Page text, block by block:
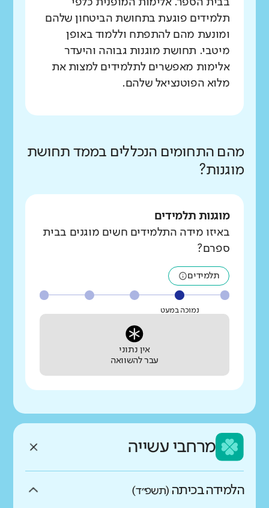
תלמידים פוגעת בתחושת הביטחון שלהם
ומונעת מהם להתפתח וללמוד באופן
מיטבי. תחושת מוגנות גבוהה והיעדר
אלימות מאפשרים לתלמידים למצות את
מלוא הפוטנציאל שלהם.
מהם התחומים הנכללים בממד תחושת
מוגנות?
מוגנות תלמידים
באיזו מידה התלמידים חשים מוגנים בבית
ספרם?
תלמידים
נמוכה במעט
אין נתוני
עבר להשוואה
מרחבי עשייה
הלמידה בכיתה (תשפ״ד)